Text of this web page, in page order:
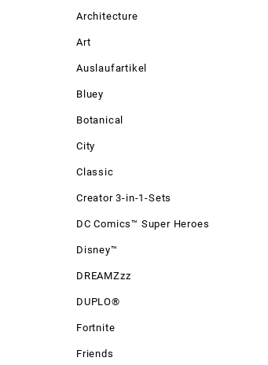
Architecture
Art
Auslaufartikel
Bluey
Botanical
City
Classic
Creator 3-in-1-Sets
DC Comics™ Super Heroes
Disney™
DREAMZzz
DUPLO®
Fortnite
Friends